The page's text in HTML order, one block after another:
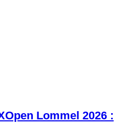
Lommel 2026 :